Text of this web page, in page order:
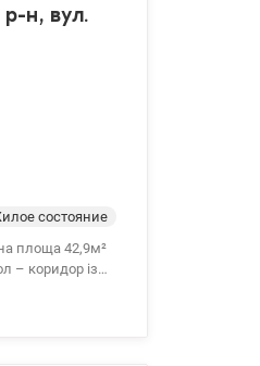
р-н, вул.
состояние
площа 42,9м²
– коридор із